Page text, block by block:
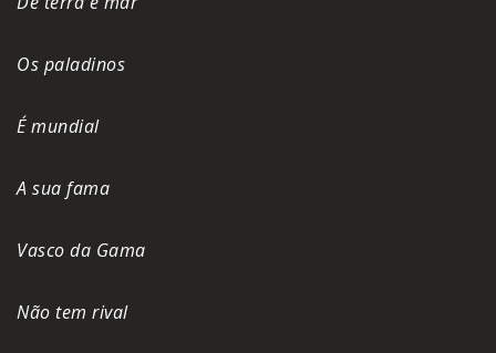
Os paladinos
É mundial
A sua fama
Vasco da Gama
Não tem rival